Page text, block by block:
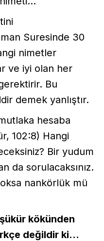
Suresinde 30
nimetler
ve iyi olan her
Bu
demek yanlıştır.
hesaba
102:8) Hangi
Bir yudum
da sorulacaksınız.
nankörlük mü
kökünden
değildir ki…